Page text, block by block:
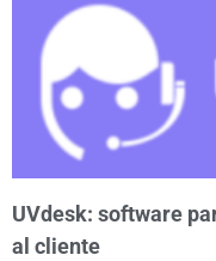
UVdesk: software
al cliente